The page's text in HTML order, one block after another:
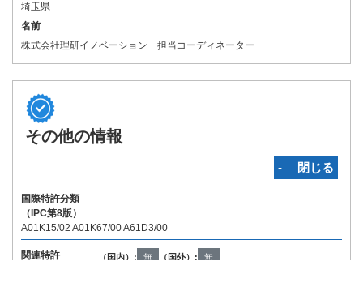
埼玉県
名前
株式会社理研イノベーション 担当コーディネーター
その他の情報
‐ 閉じる
国際特許分類
（IPC第8版）
A01K15/02 A01K67/00 A61D3/00
関連特許 （国内）: 無 （国外）: 無